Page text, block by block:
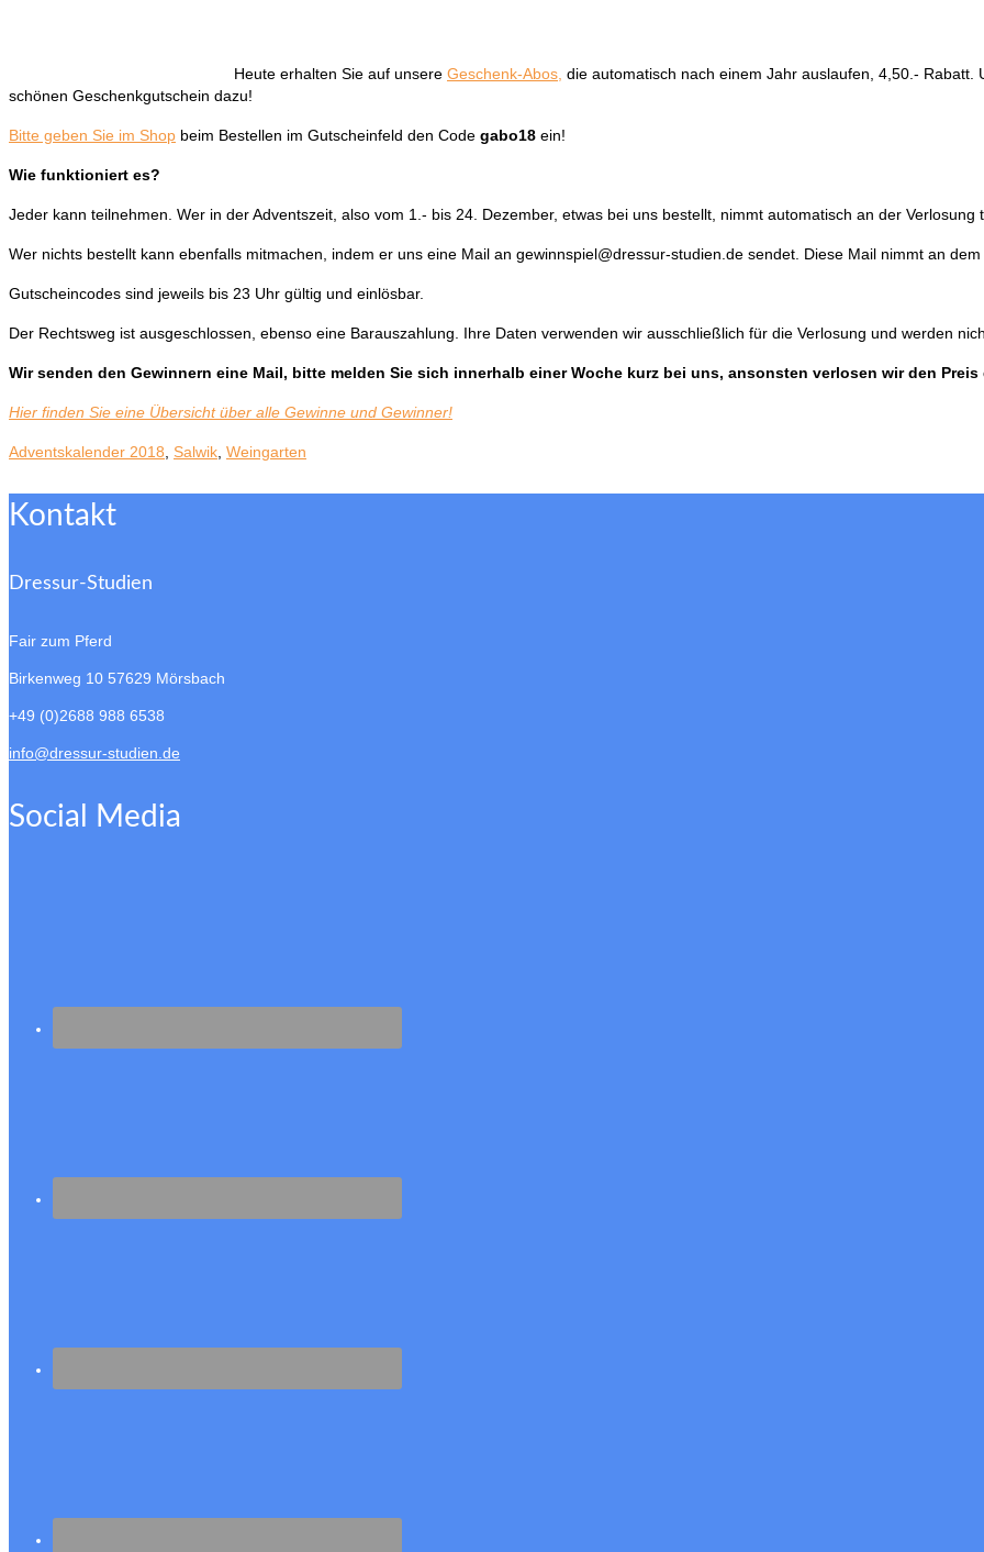
Heute erhalten Sie auf unsere Geschenk-Abos, die automatisch nach einem Jahr auslaufen, 4,50.-
schönen Geschenkgutschein dazu!
Bitte geben Sie im Shop beim Bestellen im Gutscheinfeld den Code gabo18 ein!
Wie funktioniert es?
Jeder kann teilnehmen. Wer in der Adventszeit, also vom 1.- bis 24. Dezember, etwas bei uns bestellt, nimmt automatisch an der
Wer nichts bestellt kann ebenfalls mitmachen, indem er uns eine Mail an gewinnspiel@dressur-studien.de sendet. Diese Mail nimmt an
Gutscheincodes sind jeweils bis 23 Uhr gültig und einlösbar.
Der Rechtsweg ist ausgeschlossen, ebenso eine Barauszahlung. Ihre Daten verwenden wir ausschließlich für die Verlosung und werden
Wir senden den Gewinnern eine Mail, bitte melden Sie sich innerhalb einer Woche kurz bei uns, ansonsten verlosen wir den Preis
Hier finden Sie eine Übersicht über alle Gewinne und Gewinner!
Adventskalender 2018 Salwik Weingarten
Kontakt
Dressur-Studien
Fair zum Pferd
Birkenweg 10 57629 Mörsbach
+49 (0)2688 988 6538
info@dressur-studien.de
Social Media